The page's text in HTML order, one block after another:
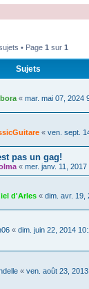
• Page 1 sur 1
Sujets
« mar. mai 07, 2024
« ven. sept.
pas un gag!
« mer. janv. 11, 2017
d'Arles « dim. avr. 19,
« dim. juin 22, 2014
« ven. août 23,